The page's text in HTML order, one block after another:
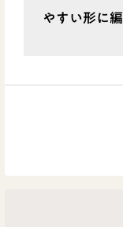
やすい形に